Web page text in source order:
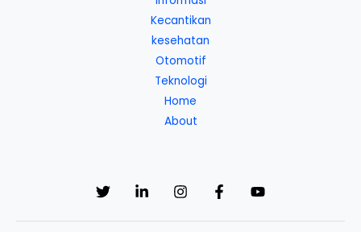
Kecantikan
kesehatan
Otomotif
Teknologi
Home
About